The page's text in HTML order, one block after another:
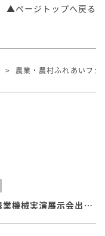
▲ページトップへ戻る
> 農業・農村ふれあいフェ
【8/20～8/22】第７９回岩手県全国農業機械実演展示会出展のお知らせ